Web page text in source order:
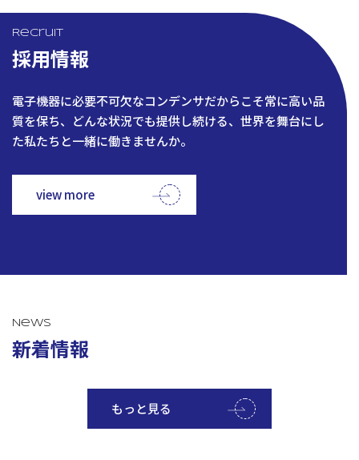
Recruit
採用情報
電子機器に必要不可欠なコンデンサだからこそ常に高い品
質を保ち、どんな状況でも提供し続ける、世界を舞台にし
た私たちと一緒に働きませんか。
view more
News
新着情報
もっと見る